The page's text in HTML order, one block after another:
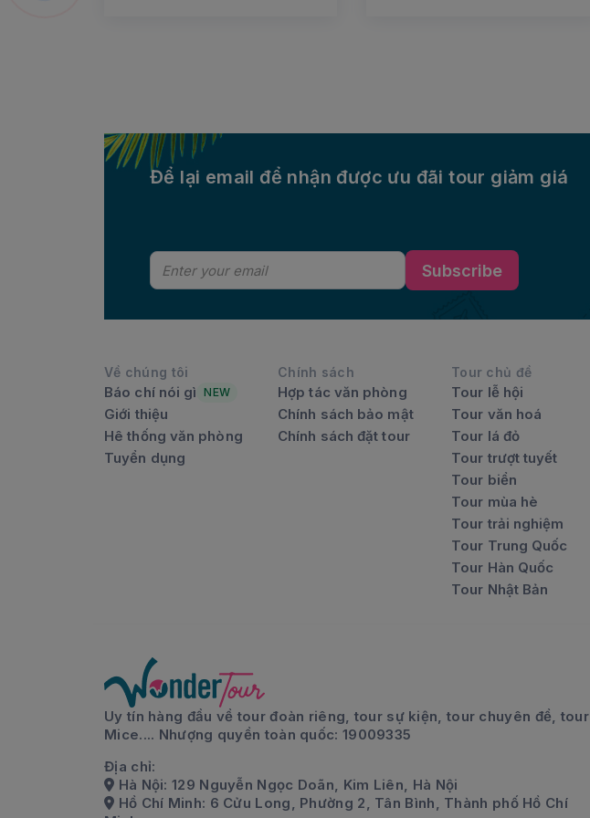
Để lại email để nhận được ưu đãi tour giảm giá
Subscribe
Về chúng tôi
Báo chí nói gì NEW
Giới thiệu
Hê thống văn phòng
Tuyển dụng
Chính sách
Hợp tác văn phòng
Chính sách bảo mật
Chính sách đặt tour
Tour chủ đề
Tour lễ hội
Tour văn hoá
Tour lá đỏ
Tour trượt tuyết
Tour biển
Tour mùa hè
Tour trải nghiệm
Tour Trung Quốc
Tour Hàn Quốc
Tour Nhật Bản
Uy tín hàng đầu về tour đoàn riêng, tour sự kiện, tour chuyên đề, tour
Mice.... Nhượng quyền toàn quốc: 19009335
Địa chỉ:
Hà Nội: 129 Nguyễn Ngọc Doãn, Kim Liên, Hà Nội
Hồ Chí Minh: 6 Cửu Long, Phường 2, Tân Bình, Thành phố Hồ Chí